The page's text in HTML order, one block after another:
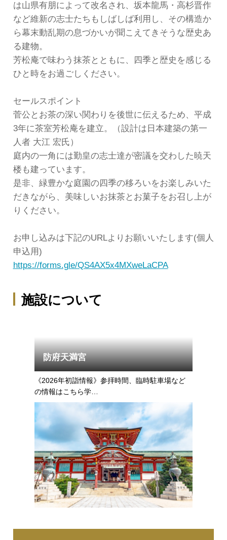
は山県有朋によって改名され、坂本龍馬・高杉晋作
など維新の志士たちもしばしば利用し、その構造か
ら幕末動乱期の息づかいが聞こえてきそうな歴史あ
る建物。
芳松庵で味わう抹茶とともに、四季と歴史を感じる
ひと時をお過ごしください。
セールスポイント
菅公とお茶の深い関わりを後世に伝えるため、平成
3年に茶室芳松庵を建立。（設計は日本建築の第一
人者 大江 宏氏）
庭内の一角には勤皇の志士達が密議を交わした暁天
楼も建っています。
是非、緑豊かな庭園の四季の移ろいをお楽しみいた
だきながら、美味しいお抹茶とお菓子をお召し上が
りください。
お申し込みは下記のURLよりお願いいたします(個人
申込用)
https://forms.gle/QS4AX5x4MXweLaCPA
施設について
防府天満宮
《2026年初詣情報》参拝時間、臨時駐車場など
の情報はこちら学…